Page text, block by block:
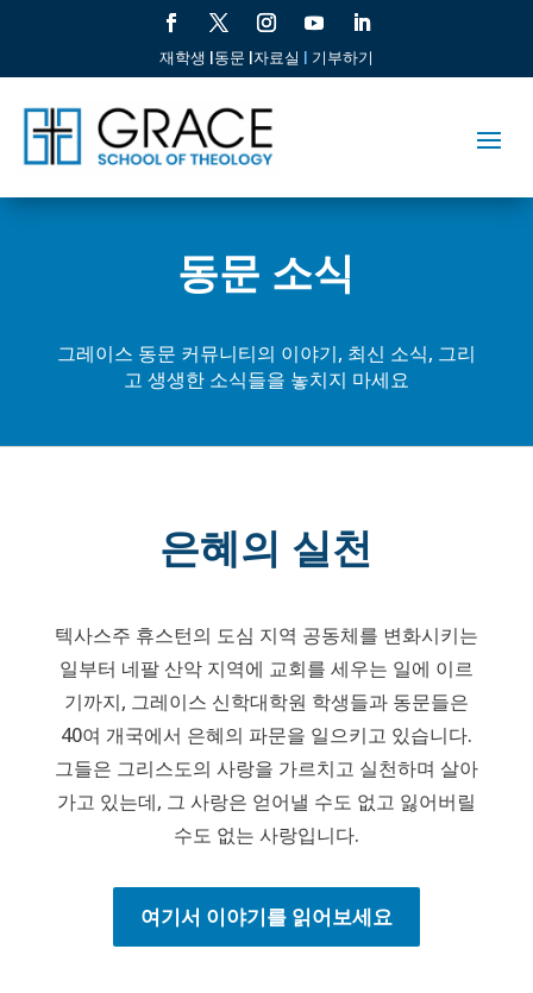
재학생 |동문 |자료실 | 기부하기
동문 소식
그레이스 동문 커뮤니티의 이야기, 최신 소식, 그리
고 생생한 소식들을 놓치지 마세요
은혜의 실천
텍사스주 휴스턴의 도심 지역 공동체를 변화시키는
일부터 네팔 산악 지역에 교회를 세우는 일에 이르
기까지, 그레이스 신학대학원 학생들과 동문들은
40여 개국에서 은혜의 파문을 일으키고 있습니다.
그들은 그리스도의 사랑을 가르치고 실천하며 살아
가고 있는데, 그 사랑은 얻어낼 수도 없고 잃어버릴
수도 없는 사랑입니다.
여기서 이야기를 읽어보세요